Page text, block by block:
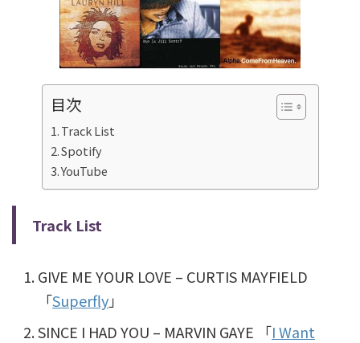
目次
Track List
Spotify
YouTube
Track List
GIVE ME YOUR LOVE – CURTIS MAYFIELD
「Superfly」
SINCE I HAD YOU – MARVIN GAYE 「I Want